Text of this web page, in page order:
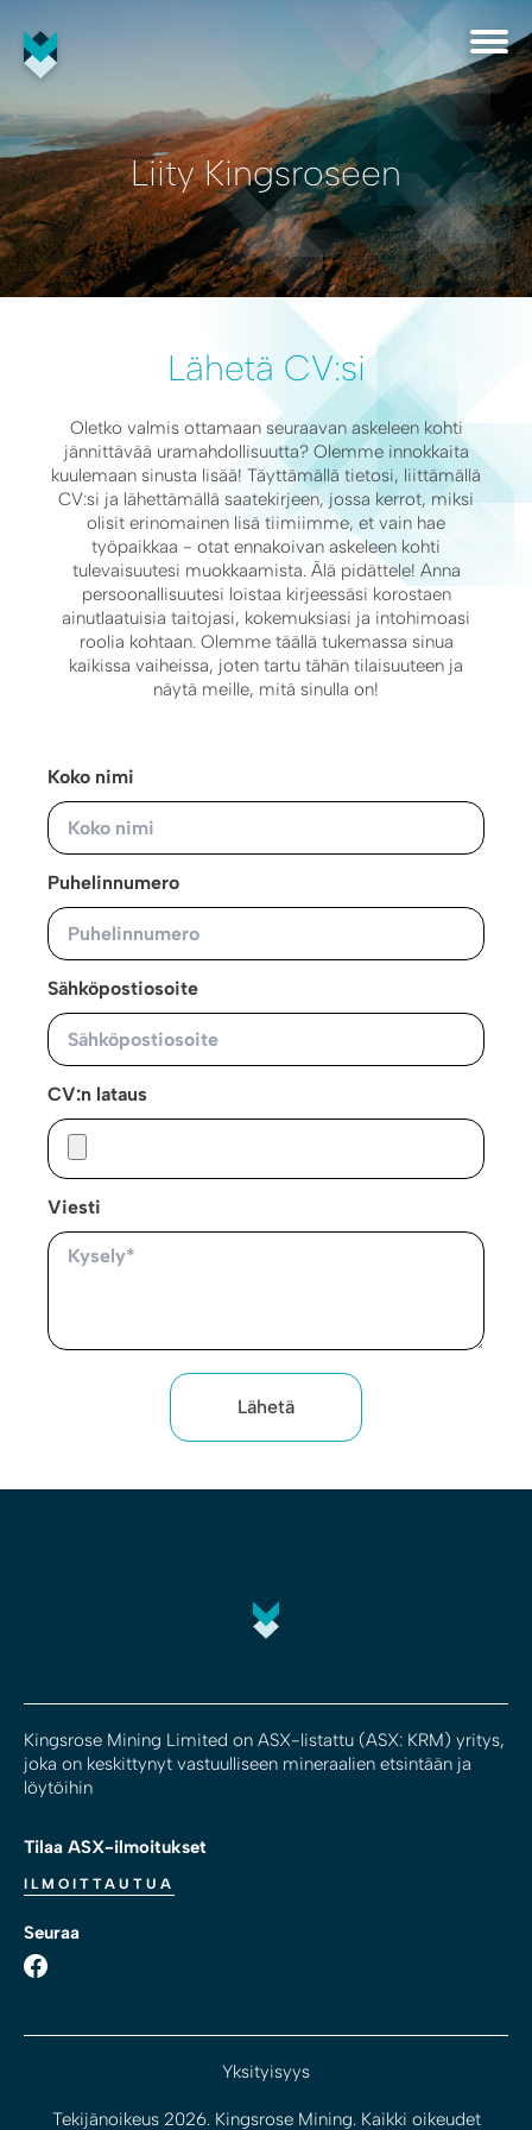
Liity Kingsroseen
Lähetä CV:si
Oletko valmis ottamaan seuraavan askeleen kohti
jännittävää uramahdollisuutta? Olemme innokkaita
kuulemaan sinusta lisää! Täyttämällä tietosi, liittämällä
CV:si ja lähettämällä saatekirjeen, jossa kerrot, miksi
olisit erinomainen lisä tiimiimme, et vain hae
työpaikkaa - otat ennakoivan askeleen kohti
tulevaisuutesi muokkaamista. Älä pidättele! Anna
persoonallisuutesi loistaa kirjeessäsi korostaen
ainutlaatuisia taitojasi, kokemuksiasi ja intohimoasi
roolia kohtaan. Olemme täällä tukemassa sinua
kaikissa vaiheissa, joten tartu tähän tilaisuuteen ja
näytä meille, mitä sinulla on!
Koko nimi
Puhelinnumero
Sähköpostiosoite
CV:n lataus
Viesti
Lähetä
Kingsrose Mining Limited on ASX-listattu (ASX: KRM) yritys,
joka on keskittynyt vastuulliseen mineraalien etsintään ja
löytöihin
Tilaa ASX-ilmoitukset
ILMOITTAUTUA
Seuraa
Yksityisyys
Tekijänoikeus 2026. Kingsrose Mining. Kaikki oikeudet